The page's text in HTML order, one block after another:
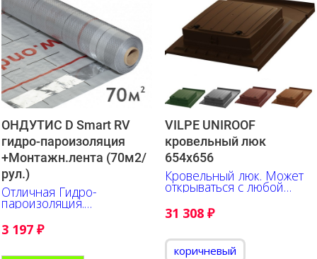
ОНДУТИС D Smart RV
гидро-пароизоляция
+Монтажн.лента (70м2/
рул.)
Отличная Гидро-
пароизоляция.
Исключительно прочна и
удобна в работе.
Нанесена разметка.
3 197 ₽
VILPE UNIROOF
кровельный люк
654х656
Кровельный люк. Может
открываться с любой
стороны.
31 308 ₽
коричневый